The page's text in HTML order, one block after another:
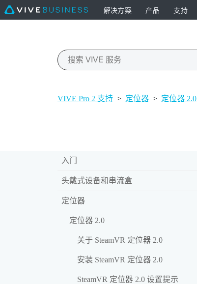
解决方案 产品 支持
VIVE Pro 2 支持 > 定位器 > 定位器 2.0
入门
头戴式设备和串流盒
定位器
定位器 2.0
关于 SteamVR 定位器 2.0
安装 SteamVR 定位器 2.0
SteamVR 定位器 2.0 设置提示